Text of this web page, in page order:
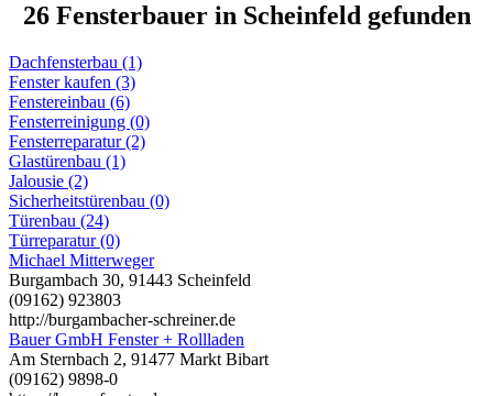
26 Fensterbauer in Scheinfeld gefunden
Dachfensterbau (1)
Fenster kaufen (3)
Fenstereinbau (6)
Fensterreinigung (0)
Fensterreparatur (2)
Glastürenbau (1)
Jalousie (2)
Sicherheitstürenbau (0)
Türenbau (24)
Türreparatur (0)
Michael Mitterweger
Burgambach 30, 91443 Scheinfeld
(09162) 923803
http://burgambacher-schreiner.de
Bauer GmbH Fenster + Rollladen
Am Sternbach 2, 91477 Markt Bibart
(09162) 9898-0